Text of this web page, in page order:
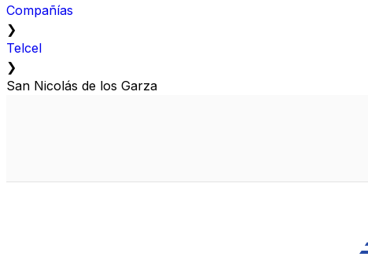
Compañías
❯
Telcel
❯
San Nicolás de los Garza